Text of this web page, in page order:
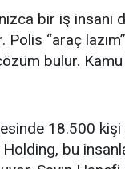
bir iş insanı
Polis “araç
bulur. Kamu
18.500 kişi
Holding, bu